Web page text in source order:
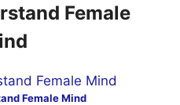
Female
Female Mind